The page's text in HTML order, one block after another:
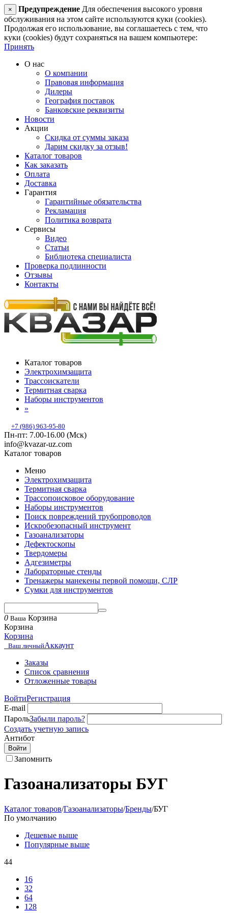
× Предупреждение Для обеспечения высокого уровня
обслуживания на этом сайте используются куки (cookies).
Продолжая его использование, вы соглашаетесь с тем, что
куки (cookies) будут сохраняться на вашем компьютере:
Принять
О нас
О компании
Правовая информация
Дилеры
География поставок
Банковские реквизиты
Новости
Акции
Скидка от суммы заказа
Дарим скидку за отзыв!
Каталог товаров
Как заказать
Оплата
Доставка
Гарантия
Гарантийные обязательства
Рекламация
Политика возврата
Сервисы
Видео
Статьи
Библиотека специалиста
Проверка подлинности
Отзывы
Контакты
Каталог товаров
Электрохимзащита
Трассоискатели
Термитная сварка
Наборы инструментов
»
+7 (986) 963-95-80
Пн-пт: 7.00-16.00 (Мск)
info@kvazar-uz.com
Каталог товаров
Меню
Электрохимзащита
Термитная сварка
Трассопоисковое оборудование
Наборы инструментов
Поиск повреждений трубопроводов
Искробезопасный инструмент
Газоанализаторы
Дефектоскопы
Твердомеры
Адгезиметры
Лабораторные стенды
Тренажеры манекены первой помощи, СЛР
Сумки для инструментов
0 Ваша Корзина
Корзина
Корзина
Ваш личныйАккаунт
Заказы
Список сравнения
Отложенные товары
ВойтиРегистрация
E-mail
ПарольЗабыли пароль?
Создать учетную запись
Антибот
Войти
Запомнить
Газоанализаторы БУГ
Каталог товаров/Газоанализаторы/Бренды/БУГ
По умолчанию
Дешевые выше
Популярные выше
44
16
32
64
128